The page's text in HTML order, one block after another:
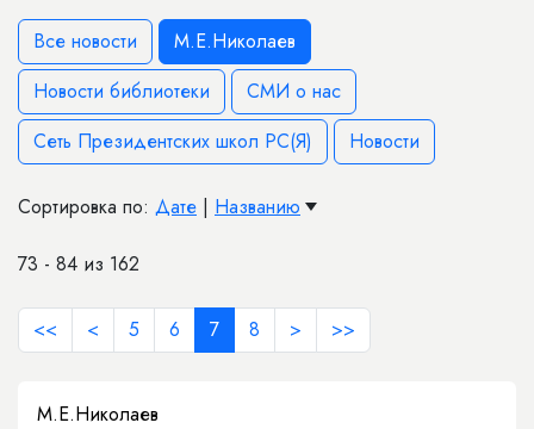
Все новости
М.Е.Николаев
Новости библиотеки
СМИ о нас
Сеть Президентских школ РС(Я)
Новости
Сортировка по: Дате | Названию
73 - 84 из 162
<< < 5 6 7 8 > >>
М.Е.Николаев